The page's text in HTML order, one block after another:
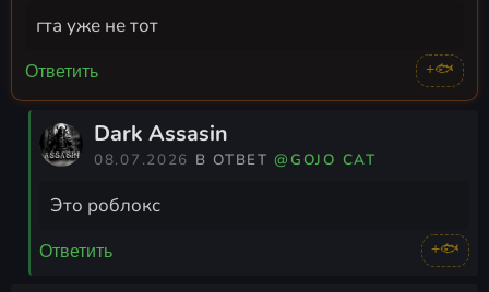
гта уже не тот
Ответить +🐟
Dark Assasin
08.07.2026 В ОТВЕТ@GOJO CAT
Это роблокс
Ответить +🐟